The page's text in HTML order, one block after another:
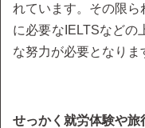
れています。その限
に必要なIELTSなどの
な努力が必要となりま
せっかく就労体験や